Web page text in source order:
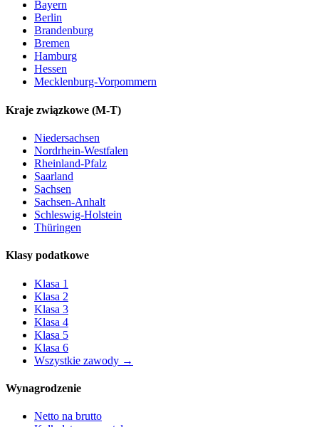
Bayern
Berlin
Brandenburg
Bremen
Hamburg
Hessen
Mecklenburg-Vorpommern
Kraje związkowe (M-T)
Niedersachsen
Nordrhein-Westfalen
Rheinland-Pfalz
Saarland
Sachsen
Sachsen-Anhalt
Schleswig-Holstein
Thüringen
Klasy podatkowe
Klasa 1
Klasa 2
Klasa 3
Klasa 4
Klasa 5
Klasa 6
Wszystkie zawody →
Wynagrodzenie
Netto na brutto